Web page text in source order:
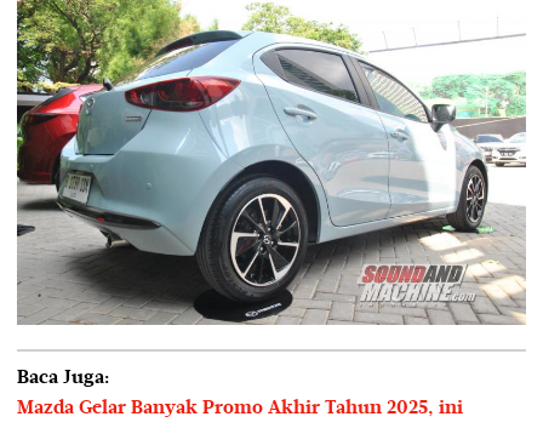
Baca Juga:
Mazda Gelar Banyak Promo Akhir Tahun 2025, ini